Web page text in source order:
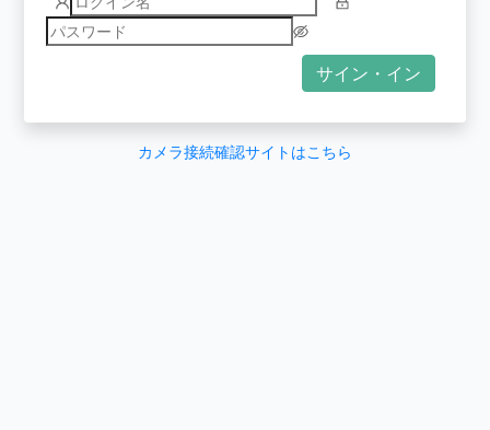
サイン・イン
カメラ接続確認サイトはこちら